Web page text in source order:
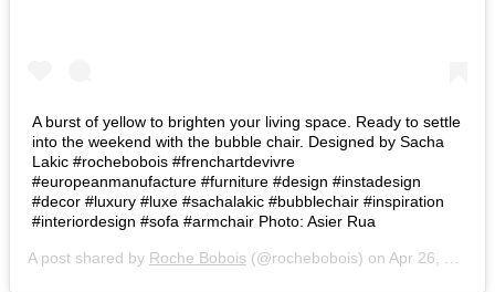
A burst of yellow to brighten your living space. Ready to settle
into the weekend with the bubble chair. Designed by Sacha
Lakic #rochebobois #frenchartdevivre
#europeanmanufacture #furniture #design #instadesign
#decor #luxury #luxe #sachalakic #bubblechair #inspiration
#interiordesign #sofa #armchair Photo: Asier Rua
A post shared by Roche Bobois (@rochebobois) on Apr 26, 2019 at 1:30pm PDT